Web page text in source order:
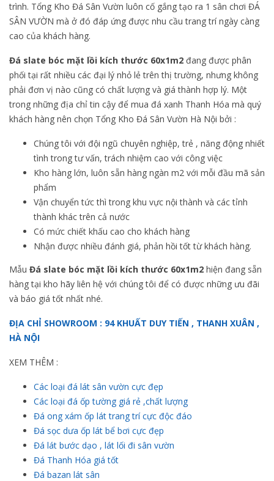
trình. Tổng Kho Đá Sân Vườn luôn cố gắng tạo ra 1 sân chơi ĐÁ
SÂN VƯỜN mà ở đó đáp ứng được nhu cầu trang trí ngày càng
cao của khách hàng.
Đá slate bóc mặt lồi kích thước 60x1m2 đang được phân
phối tại rất nhiều các đại lý nhỏ lẻ trên thị trường, nhưng không
phải đơn vị nào cũng có chất lượng và giá thành hợp lý. Một
trong những địa chỉ tin cậy để mua đá xanh Thanh Hóa mà quý
khách hàng nên chọn Tổng Kho Đá Sân Vườn Hà Nội bởi :
Chúng tôi với đội ngũ chuyên nghiệp, trẻ , năng động nhiết
tình trong tư vấn, trách nhiệm cao với công việc
Kho hàng lớn, luôn sẵn hàng ngàn m2 với mỗi đầu mã sản
phẩm
Vận chuyển tức thì trong khu vực nội thành và các tỉnh
thành khác trên cả nước
Có mức chiết khấu cao cho khách hàng
Nhận được nhiều đánh giá, phản hồi tốt từ khách hàng.
Mẫu Đá slate bóc mặt lồi kích thước 60x1m2 hiện đang sẵn
hàng tại kho hãy liên hệ với chúng tôi để có được những ưu đãi
và báo giá tốt nhất nhé.
ĐỊA CHỈ SHOWROOM : 94 KHUẤT DUY TIẾN , THANH XUÂN ,
HÀ NỘI
XEM THÊM :
Các loại đá lát sân vườn cực đẹp
Các loại đá ốp tường giá rẻ ,chất lượng
Đá ong xám ốp lát trang trí cực độc đáo
Đá sọc dưa ốp lát bể bơi cực đẹp
Đá lát bước dạo , lát lối đi sân vườn
Đá Thanh Hóa giá tốt
Đá bazan lát sân